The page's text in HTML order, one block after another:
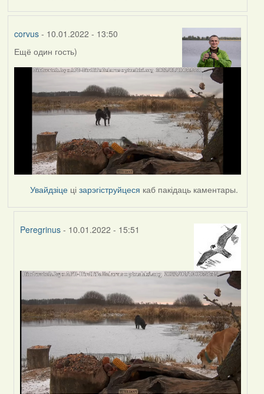
corvus- 10.01.2022 - 13:50
Ещё один гость)
Увайдзіце цізарэгіструйцеся каб пакідаць каментары.
Peregrinus - 10.01.2022 - 15:51
to
corvus